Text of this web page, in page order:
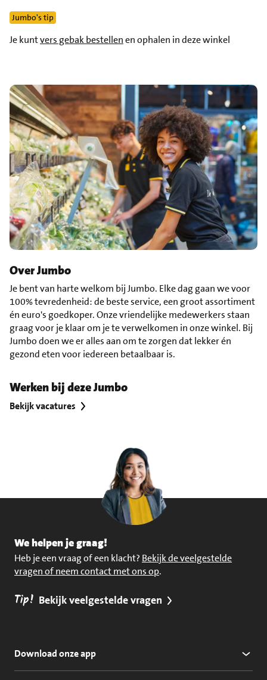
Jumbo's tip
Je kuntvers gebak bestellenen ophalen in deze winkel
Over Jumbo
Je bent van harte welkom bij Jumbo. Elke dag gaan we voor
100% tevredenheid: de beste service, een groot assortiment
én euro's goedkoper. Onze vriendelijke medewerkers staan
graag voor je klaar om je te verwelkomen in onze winkel. Bij
Jumbo doen we er alles aan om te zorgen dat lekker én
gezond eten voor iedereen betaalbaar is.
Werken bij deze Jumbo
Bekijk vacatures
We helpen je graag!
Heb je een vraag of een klacht? Bekijk de veelgestelde
vragen of neem contact met ons op.
Tip! Bekijk veelgestelde vragen
Download onze app